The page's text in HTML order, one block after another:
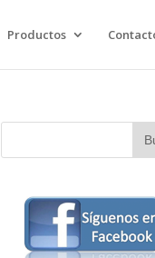
Productos